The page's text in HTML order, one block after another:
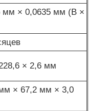
мм × 0,0635 мм (В ×
× 2,6 мм
× 67,2 мм × 3,0